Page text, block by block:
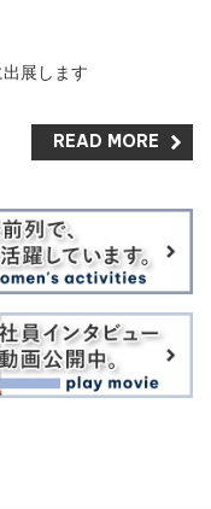
展します
READ MORE